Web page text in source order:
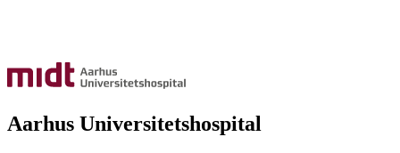
Aarhus Universitetshospital